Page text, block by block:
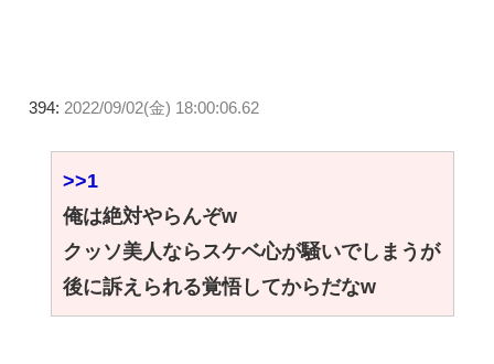
394: 2022/09/02(金) 18:00:06.62
>>1
俺は絶対やらんぞw
クッソ美人ならスケベ心が騒いでしまうが
後に訴えられる覚悟してからだなw